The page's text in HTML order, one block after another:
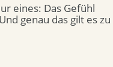
eines: Das Gefühl
genau das gilt es zu